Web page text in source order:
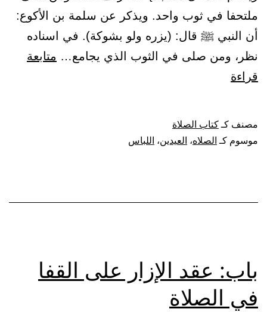
ملتحفا في ثوب واحد. ويذكر عن سلمة بن الأكوع:
أن النبي ﷺ قال: (يزره ولو بشوكة). في اسناده
نظر، ومن صلى في الثوب الذي يجامع… متابعة
قراءة
الصلاة
في
مصنف كـكتاب الصلاة
موسوم كـ الصلاه، العيدين، اللباس
باب: عقد الإزار على القفا
في الصلاة